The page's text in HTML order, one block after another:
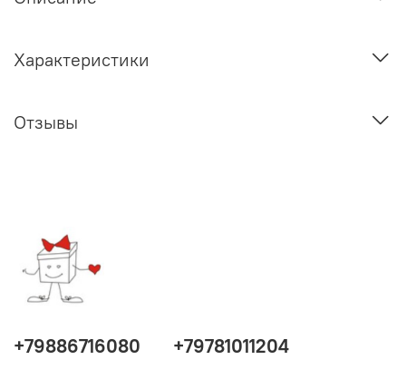
Характеристики
Отзывы
+79886716080 +79781011204